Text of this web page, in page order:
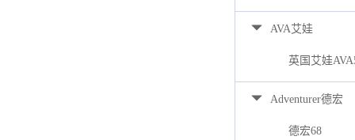
AVA艾娃
英国艾娃
Adventurer德宏
德宏68